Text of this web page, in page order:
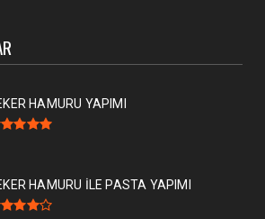
HAMURU YAPIMI
HAMURU İLE PASTA YAPIMI